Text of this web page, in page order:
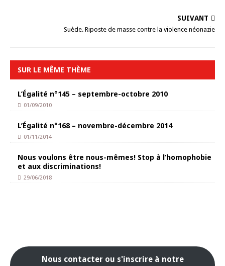
SUIVANT
Suède. Riposte de masse contre la violence néonazie
SUR LE MÊME THÈME
L’Égalité n°145 – septembre-octobre 2010
01/09/2010
L’Égalité n°168 – novembre-décembre 2014
01/11/2014
Nous voulons être nous-mêmes! Stop à l’homophobie
et aux discriminations!
29/06/2018
Nous contacter ou s'inscrire à notre